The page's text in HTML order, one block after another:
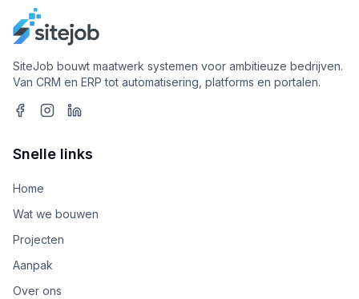
SiteJob bouwt maatwerk systemen voor ambitieuze bedrijven.
Van CRM en ERP tot automatisering, platforms en portalen.
Snelle links
Home
Wat we bouwen
Projecten
Aanpak
Over ons